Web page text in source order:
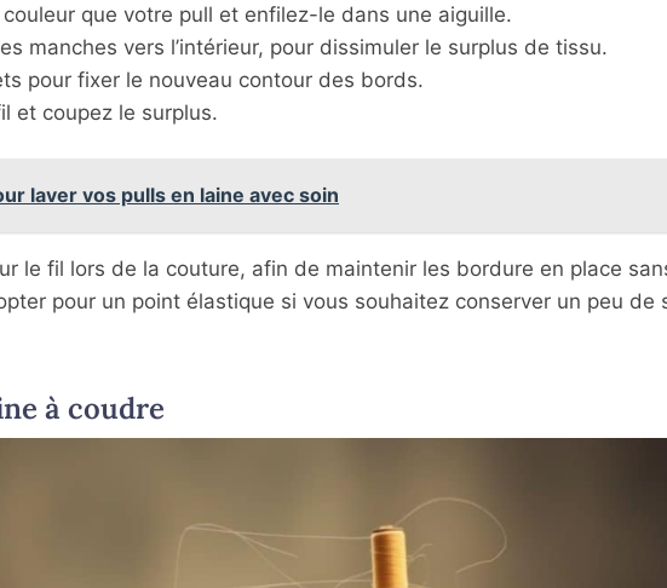
que votre pull et enfilez-le dans une aiguille.
manches vers l’intérieur, pour dissimuler le surplus de tissu.
pour fixer le nouveau contour des bords.
et coupez le surplus.
laver vos pulls en laine avec soin
le fil lors de la couture, afin de maintenir les bordure en place
pour un point élastique si vous souhaitez conserver un peu de
à coudre